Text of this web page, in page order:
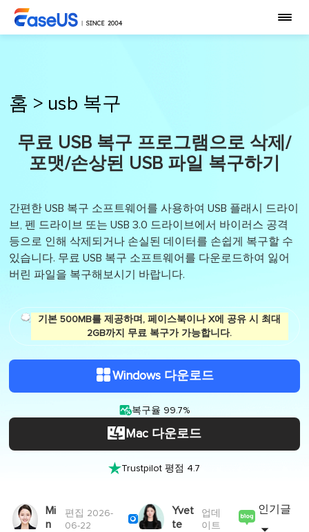
홈 > usb 복구
무료 USB 복구 프로그램으로 삭제/
포맷/손상된 USB 파일 복구하기
간편한 USB 복구 소프트웨어를 사용하여 USB 플래시 드라이
브, 펜 드라이브 또는 USB 3.0 드라이브에서 바이러스 공격
등으로 인해 삭제되거나 손실된 데이터를 손쉽게 복구할 수
있습니다. 무료 USB 복구 소프트웨어를 다운로드하여 잃어
버린 파일을 복구해보시기 바랍니다.
기본 500MB를 제공하며, 페이스북이나 X에 공유 시 최대
2GB까지 무료 복구가 가능합니다.
Windows 다운로드
복구율 99.7%
Mac 다운로드
Trustpilot 평점 4.7
Mi
n
편집 2026-
06-22

Yvet
te
업데
이트
인기글